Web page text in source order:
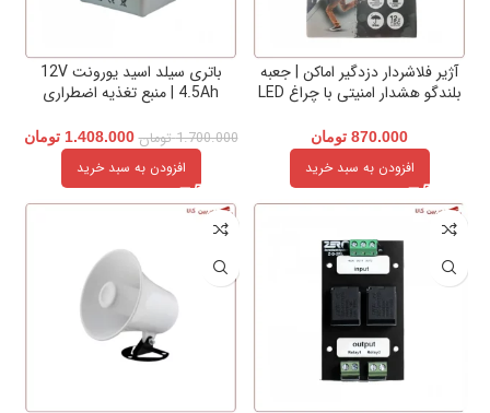
آژیر فلاشر‌دار دزدگیر اماکن | جعبه
بلندگو هشدار امنیتی با چراغ LED
870.000 تومان
افزودن به سبد خرید
باتری سیلد اسید یورونت 12V
4.5Ah | منبع تغذیه اضطراری
1.700.000 تومان 1.408.000 تومان
افزودن به سبد خرید